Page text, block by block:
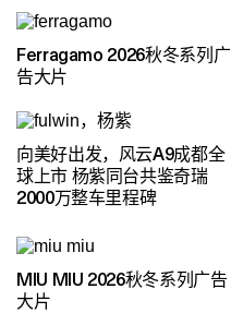
Ferragamo 2026秋冬系列广
告大片
向美好出发，风云A9成都全
球上市 杨紫同台共鉴奇瑞
2000万整车里程碑
MIU MIU 2026秋冬系列广告
大片